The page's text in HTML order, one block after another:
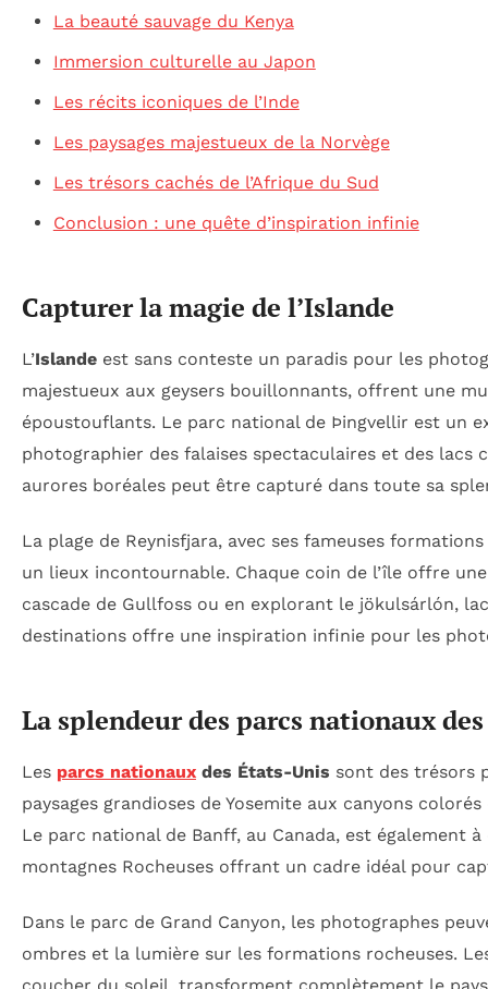
La beauté sauvage du Kenya
Immersion culturelle au Japon
Les récits iconiques de l’Inde
Les paysages majestueux de la Norvège
Les trésors cachés de l’Afrique du Sud
Conclusion : une quête d’inspiration infinie
Capturer la magie de l’Islande
L’Islande est sans conteste un paradis pour les
majestueux aux geysers bouillonnants, offrent une
époustouflants. Le parc national de Þingvellir est un
photographier des falaises spectaculaires et des lacs
aurores boréales peut être capturé dans toute sa
La plage de Reynisfjara, avec ses fameuses
un lieux incontournable. Chaque coin de l’île offre
cascade de Gullfoss ou en explorant le jökulsárlón,
destinations offre une inspiration infinie pour les
La splendeur des parcs nationaux
Les parcs nationaux des États-Unis sont des trésors
paysages grandioses de Yosemite aux canyons
Le parc national de Banff, au Canada, est également
montagnes Rocheuses offrant un cadre idéal pour
Dans le parc de Grand Canyon, les photographes
ombres et la lumière sur les formations rocheuses.